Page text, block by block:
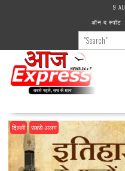
9
ऑन द स्पॉट
दिल्ली सबसे अलग